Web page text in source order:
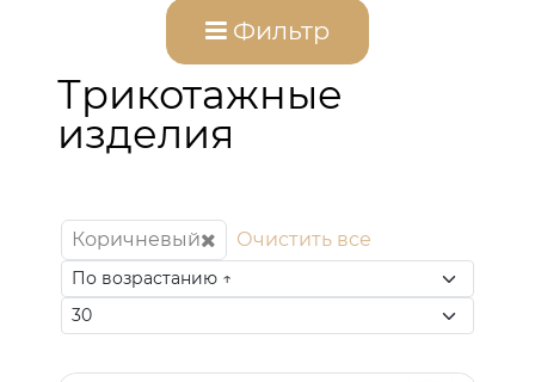
Фильтр
Трикотажные
изделия
Коричневый Очистить все